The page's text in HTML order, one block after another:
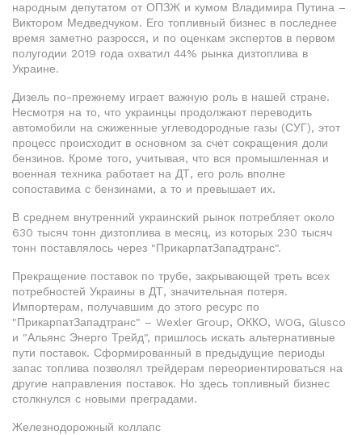
народным депутатом от ОПЗЖ и кумом Владимира Путина –
Виктором Медведчуком. Его топливный бизнес в последнее
время заметно разросся, и по оценкам экспертов в первом
полугодии 2019 года охватил 44% рынка дизтоплива в
Украине.
Дизель по-прежнему играет важную роль в нашей стране.
Несмотря на то, что украинцы продолжают переводить
автомобили на сжиженные углеводородные газы (СУГ), этот
процесс происходит в основном за счет сокращения доли
бензинов. Кроме того, учитывая, что вся промышленная и
военная техника работает на ДТ, его роль вполне
сопоставима с бензинами, а то и превышает их.
В среднем внутренний украинский рынок потребляет около
630 тысяч тонн дизтоплива в месяц, из которых 230 тысяч
тонн поставлялось через "ПрикарпатЗападтранс".
Прекращение поставок по трубе, закрывающей треть всех
потребностей Украины в ДТ, значительная потеря.
Импортерам, получавшим до этого ресурс по
"ПрикарпатЗападтранс" – Wexler Group, ОККО, WOG, Glusco
и "Альянс Энерго Трейд", пришлось искать альтернативные
пути поставок. Сформированный в предыдущие периоды
запас топлива позволял трейдерам переориентироваться на
другие направления поставок. Но здесь топливный бизнес
столкнулся с новыми преградами.
Железнодорожный коллапс